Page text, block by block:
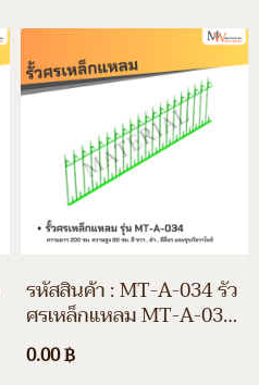
รหัสสินค้า : MT-A-034 รั้ว
ศรเหล็กแหลม MT-A-034
ความยาว 200 ซม. ความสูง
80 ซม. สีขาว สีดำ สีอื่นๆ
0.00 ฿